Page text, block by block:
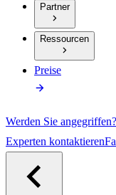
Partner
Ressourcen
Preise
Werden Sie angegriffen?
Experten kontaktieren